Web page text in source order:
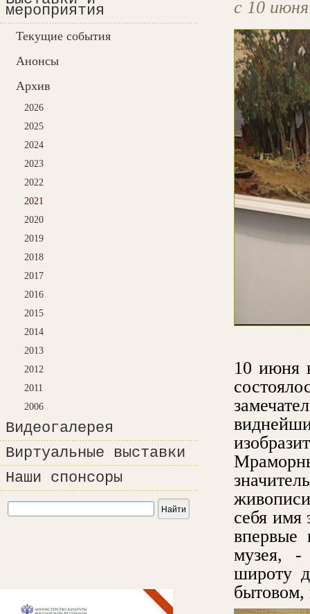
мероприятия
Текущие события
Анонсы
Архив
2026
2025
2024
2023
2022
2021
2020
2019
2018
2017
2016
2015
2014
2013
2012
2011
2006
Видеогалерея
Виртуальные выставки
Наши спонсоры
с 10
10 июня
себя имя
впервые
музея, -
широту
бытовом,